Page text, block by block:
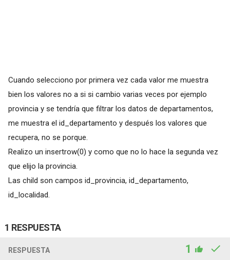
Cuando selecciono por primera vez cada valor me muestra
bien los valores no a si si cambio varias veces por ejemplo
provincia y se tendría que filtrar los datos de departamentos,
me muestra el id_departamento y después los valores que
recupera, no se porque.
Realizo un insertrow(0) y como que no lo hace la segunda vez
que elijo la provincia.
Las child son campos id_provincia, id_departamento,
id_localidad.
1 RESPUESTA
RESPUESTA 1